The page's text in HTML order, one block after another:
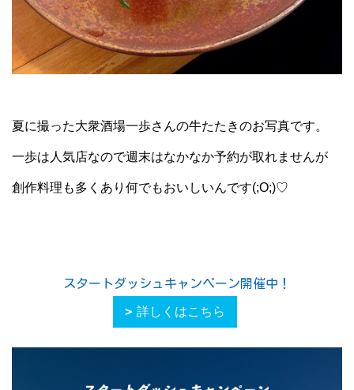
夏に撮った大衆酒場一歩さんの牛たたきのお写真です。
一歩は人気店なので週末はなかなか予約が取れませんが
創作料理も多くあり何でもおいしいんです(;O;)♡
スタートダッシュキャンペーン開催中！
詳しくはこちら